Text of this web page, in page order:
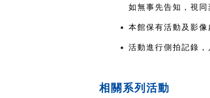
如無事先告知，視
本館保有活動及影
活動進行側拍記錄
相關系列活動